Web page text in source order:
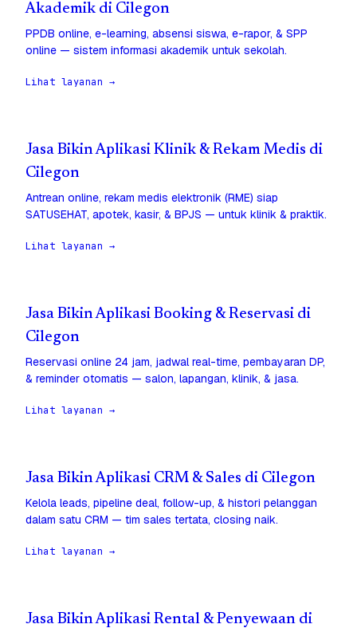
Akademik di Cilegon
PPDB online, e-learning, absensi siswa, e-rapor, & SPP
online — sistem informasi akademik untuk sekolah.
Lihat layanan →
Jasa Bikin Aplikasi Klinik & Rekam Medis di
Cilegon
Antrean online, rekam medis elektronik (RME) siap
SATUSEHAT, apotek, kasir, & BPJS — untuk klinik & praktik.
Lihat layanan →
Jasa Bikin Aplikasi Booking & Reservasi di
Cilegon
Reservasi online 24 jam, jadwal real-time, pembayaran DP,
& reminder otomatis — salon, lapangan, klinik, & jasa.
Lihat layanan →
Jasa Bikin Aplikasi CRM & Sales di Cilegon
Kelola leads, pipeline deal, follow-up, & histori pelanggan
dalam satu CRM — tim sales tertata, closing naik.
Lihat layanan →
Jasa Bikin Aplikasi Rental & Penyewaan di